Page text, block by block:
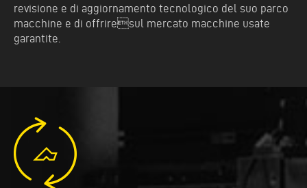
revisione e di aggiornamento tecnologico del suo parco
macchine e di offriresul mercato macchine usate
garantite.